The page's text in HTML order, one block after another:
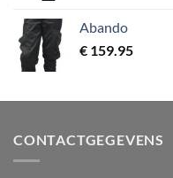
Abando
€ 159.95
CONTACTGEGEVENS